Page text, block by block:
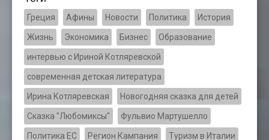
Греция Афины Новости Политика История
Жизнь Экономика Бизнес Образование
интервью с Ириной Котляревской
современная детская литература
Ирина Котляревская Новогодняя сказка для детей
Сказка "Любомиксы" Фульвио Мартушелло
Политика ЕС Регион Кампания Туризм в Италии